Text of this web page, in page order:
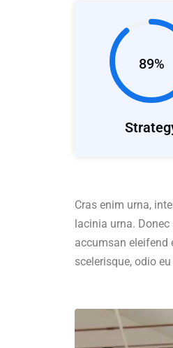
89%
Cras enim urna,
lacinia urna.
accumsan eleifend
scelerisque, odio